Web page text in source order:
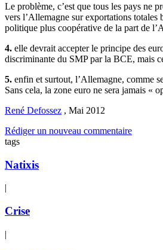
Le problème, c’est que tous les pays ne
vers l’Allemagne sur exportations
politique plus coopérative de la part de
4. elle devrait accepter le principe des
discriminante du SMP par la BCE, mais
5. enfin et surtout, l’Allemagne, comme
Sans cela, la zone euro ne sera jamais «
René Defossez , Mai 2012
Rédiger un nouveau commentaire
tags
Natixis
|
Crise
|